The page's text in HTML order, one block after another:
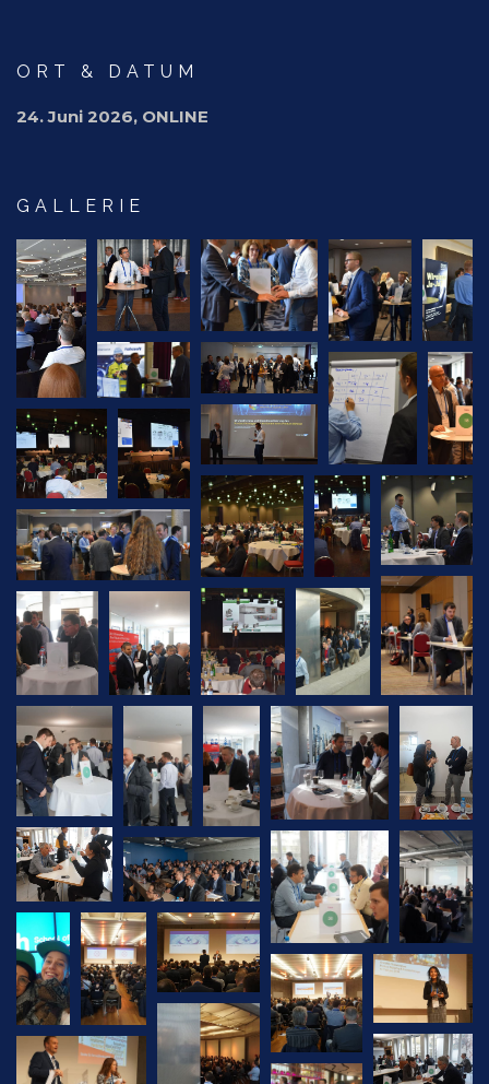
ORT & DATUM
24. Juni 2026, ONLINE
GALLERIE